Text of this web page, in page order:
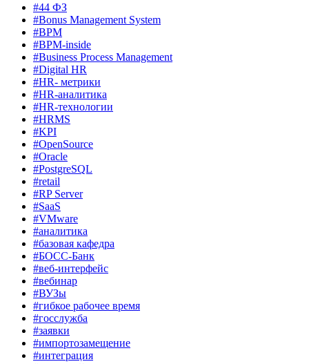
#44 ФЗ
#Bonus Management System
#BPM
#BPM-inside
#Business Process Management
#Digital HR
#HR- метрики
#HR-аналитика
#HR-технологии
#HRMS
#KPI
#OpenSource
#Oracle
#PostgreSQL
#retail
#RP Server
#SaaS
#VMware
#аналитика
#базовая кафедра
#БОСС-Банк
#веб-интерфейс
#вебинар
#ВУЗы
#гибкое рабочее время
#госслужба
#заявки
#импортозамещение
#интеграция